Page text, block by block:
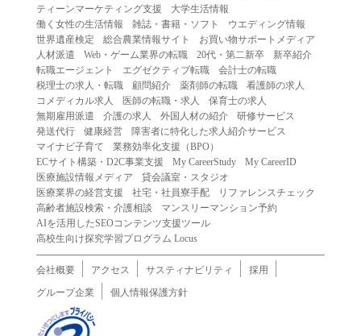
（３）当社または第三者の著作権等の知的財産権、プライ
バシー、その他の権利を侵害する行為
（４）当社または第三者を誹謗中傷する行為
（５）当社または第三者に不利益を与える行為
（６）営利を目的とした行為
（７）政治・選挙・宗教活動またはそれらに類する行為
（８）本サービスの運営を妨害する行為
（９）法令違反、犯罪行為、または公序良俗に反する行為
（１０）暴力的な要求行為、または法的な責任を超えた不
当な要求行為
（１１）その他当社が不適切であると判断する行為
２.当社は、前項の定めに該当する行為を行った利用者に対
の提供を停止または中断することができるものとします。
第５条（免責）
１.当社は、本サービスの利用（これらに伴う当社または第
三者の情報提供行為等を含みます）により、利用者に生じ
ティーンマーケティング支援
大学生活情報
働く女性の生活情報
雑誌・書籍・ソフト
ウエディング情報
世界遺産検定
総合農業情報サイト
お買い物サポートメディア
人材派遣
Web・ゲーム業界の転職 20代・第二新卒
新卒紹介
転職エージェント
エグゼクティブ転職
会計士の転職
税理士の求人・転職
顧問紹介 薬剤師の転職
看護師の求人
コメディカル求人
医師の転職・求人
保育士の求人
無期雇用派遣
介護の求人 外国人材の紹介
研修サービス
発送代行
健康経営
障害者に特化した求人紹介サービス
マイナビ子育て
業務効率化支援（BPO）
ECサイト構築・D2C事業支援
My CareerStudy
My CareerID
医療施設情報メディア
貸会議室・スタジオ
医療業界の経営支援
社宅・社員寮手配
リファレンスチェック
高齢者施設検索・介護相談
マンスリーマンション予約
AIを活用したSEOコンテンツ支援ツール
高校生向け探究学習プログラム Locus
会社概要 アクセス サスティナビリティ
採用
グループ企業
個人情報保護方針